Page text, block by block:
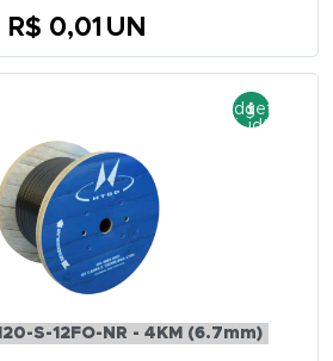
R$ 0,01 UN
S-12FO-NR - 4KM (6.7mm)